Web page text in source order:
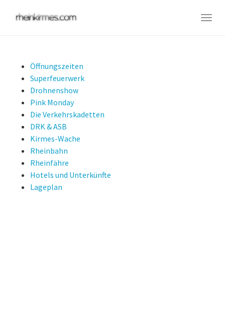
Öffnungszeiten
Superfeuerwerk
Drohnenshow
Pink Monday
Die Verkehrskadetten
DRK & ASB
Kirmes-Wache
Rheinbahn
Rheinfähre
Hotels und Unterkünfte
Lageplan